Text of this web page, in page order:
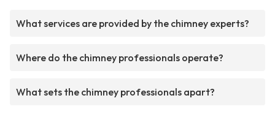
What services are provided by the chimney experts?
Where do the chimney professionals operate?
What sets the chimney professionals apart?